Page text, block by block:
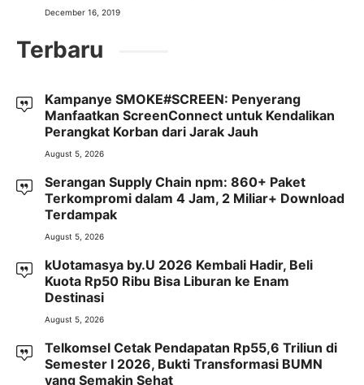
December 16, 2019
Terbaru
Kampanye SMOKE#SCREEN: Penyerang
Manfaatkan ScreenConnect untuk Kendalikan
Perangkat Korban dari Jarak Jauh
August 5, 2026
Serangan Supply Chain npm: 860+ Paket
Terkompromi dalam 4 Jam, 2 Miliar+ Download
Terdampak
August 5, 2026
kUotamasya by.U 2026 Kembali Hadir, Beli
Kuota Rp50 Ribu Bisa Liburan ke Enam
Destinasi
August 5, 2026
Telkomsel Cetak Pendapatan Rp55,6 Triliun di
Semester I 2026, Bukti Transformasi BUMN
yang Semakin Sehat